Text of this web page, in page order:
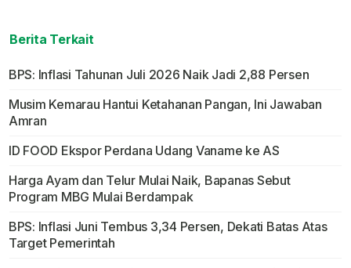
Berita Terkait
BPS: Inflasi Tahunan Juli 2026 Naik Jadi 2,88 Persen
Musim Kemarau Hantui Ketahanan Pangan, Ini Jawaban
Amran
ID FOOD Ekspor Perdana Udang Vaname ke AS
Harga Ayam dan Telur Mulai Naik, Bapanas Sebut
Program MBG Mulai Berdampak
BPS: Inflasi Juni Tembus 3,34 Persen, Dekati Batas Atas
Target Pemerintah